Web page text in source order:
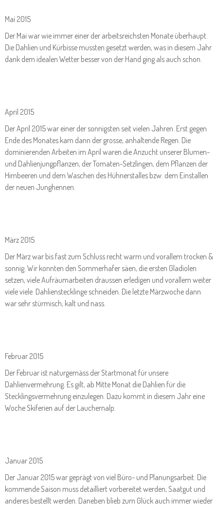
Mai 2015
Der Mai war wie immer einer der arbeitsreichsten Monate überhaupt.
Die Dahlien und Kürbisse mussten gesetzt werden, was in diesem Jahr
dank dem idealen Wetter besser von der Hand ging als auch schon.
April 2015
Der April 2015 war einer der sonnigsten seit vielen Jahren. Erst gegen
Ende des Monates kam dann der grosse, anhaltende Regen. Die
dominierenden Arbeiten im April waren die Anzucht unserer Blumen-
und Dahlienjungpflanzen, der Tomaten-Setzlingen, dem Pflanzen der
Himbeeren und dem Waschen des Hühnerstalles bzw. dem Einstallen
der neuen Junghennen.
März 2015
Der März war bis fast zum Schluss recht warm und vorallem trocken &
sonnig. Wir konnten den Sommerhafer säen, die ersten Gladiolen
setzen, viele Aufräumarbeiten draussen erledigen und vorallem weiter
viele viele Dahlienstecklinge schneiden. Die letzte Märzwoche dann
war sehr stürmisch, kalt und nass.
Februar 2015
Der Februar ist naturgemäss der Startmonat für unsere
Dahlienvermehrung. Es gilt, ab Mitte Monat die Dahlien für die
Stecklingsvermehrung einzulegen. Dazu kommt in diesem Jahr eine
Woche Skiferien auf der Lauchernalp.
Januar 2015
Der Januar 2015 war geprägt von viel Büro- und Planungsarbeit. Die
kommende Saison muss detailliert vorbereitet werden, Saatgut und
anderes bestellt werden. Daneben blieb zum Glück auch immer wieder